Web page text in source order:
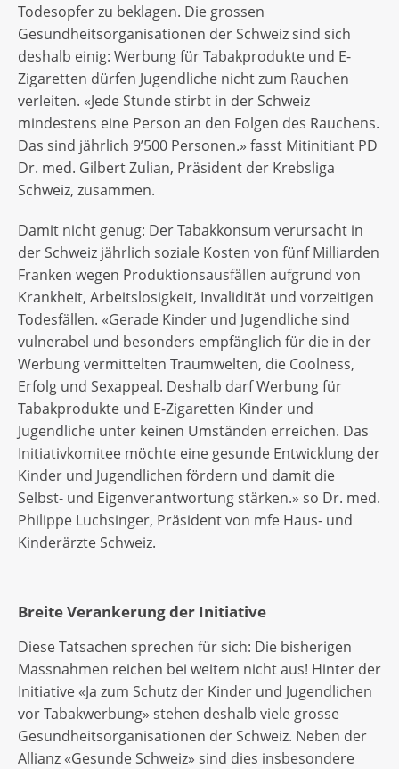
Todesopfer zu beklagen. Die grossen
Gesundheitsorganisationen der Schweiz sind sich
deshalb einig: Werbung für Tabakprodukte und E-
Zigaretten dürfen Jugendliche nicht zum Rauchen
verleiten. «Jede Stunde stirbt in der Schweiz
mindestens eine Person an den Folgen des Rauchens.
Das sind jährlich 9’500 Personen.» fasst Mitinitiant PD
Dr. med. Gilbert Zulian, Präsident der Krebsliga
Schweiz, zusammen.
Damit nicht genug: Der Tabakkonsum verursacht in
der Schweiz jährlich soziale Kosten von fünf Milliarden
Franken wegen Produktionsausfällen aufgrund von
Krankheit, Arbeitslosigkeit, Invalidität und vorzeitigen
Todesfällen. «Gerade Kinder und Jugendliche sind
vulnerabel und besonders empfänglich für die in der
Werbung vermittelten Traumwelten, die Coolness,
Erfolg und Sexappeal. Deshalb darf Werbung für
Tabakprodukte und E-Zigaretten Kinder und
Jugendliche unter keinen Umständen erreichen. Das
Initiativkomitee möchte eine gesunde Entwicklung der
Kinder und Jugendlichen fördern und damit die
Selbst- und Eigenverantwortung stärken.» so Dr. med.
Philippe Luchsinger, Präsident von mfe Haus- und
Kinderärzte Schweiz.
Breite Verankerung der Initiative
Diese Tatsachen sprechen für sich: Die bisherigen
Massnahmen reichen bei weitem nicht aus! Hinter der
Initiative «Ja zum Schutz der Kinder und Jugendlichen
vor Tabakwerbung» stehen deshalb viele grosse
Gesundheitsorganisationen der Schweiz. Neben der
Allianz «Gesunde Schweiz» sind dies insbesondere